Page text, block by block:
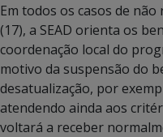
Em todos os casos de
(17), a SEAD orienta os
coordenação local do
motivo da suspensão do
desatualização, por
atendendo ainda aos
voltará a receber